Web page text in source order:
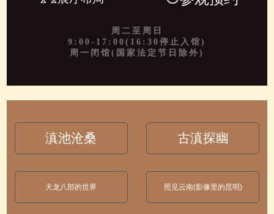
周二至周日
9:00-17:00(16:30停止入馆)
周一闭馆(国家法定节日除外)
滇池沧桑 古滇探幽
天龙八部的世界 照见云南(影像里的昆明)